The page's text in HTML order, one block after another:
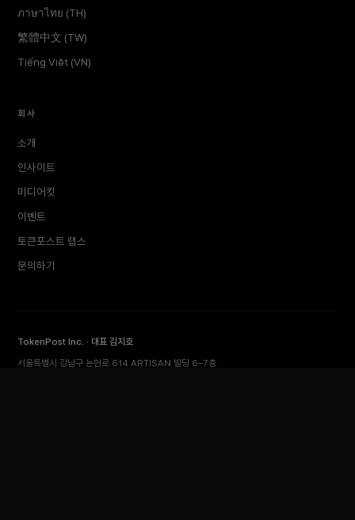
ภาษาไทย (TH)
繁體中文 (TW)
Tiếng Việt (VN)
회사
소개
인사이트
미디어킷
이벤트
토큰포스트 랩스
문의하기
TokenPost Inc. · 대표 김지호
서울특별시 강남구 논현로 614 ARTISAN 빌딩 6–7층